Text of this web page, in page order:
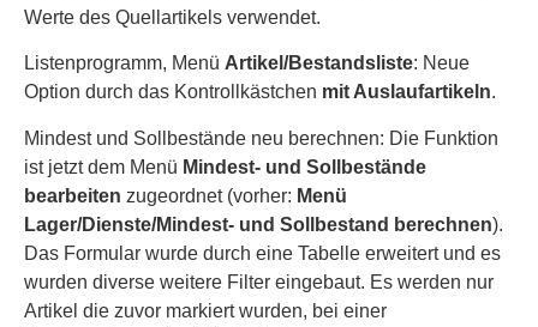
Werte des Quellartikels verwendet.
Listenprogramm, Menü Artikel/Bestandsliste: Neue
Option durch das Kontrollkästchen mit Auslaufartikeln.
Mindest und Sollbestände neu berechnen: Die Funktion
ist jetzt dem Menü Mindest- und Sollbestände
bearbeiten zugeordnet (vorher: Menü
Lager/Dienste/Mindest- und Sollbestand berechnen).
Das Formular wurde durch eine Tabelle erweitert und es
wurden diverse weitere Filter eingebaut. Es werden nur
Artikel die zuvor markiert wurden, bei einer